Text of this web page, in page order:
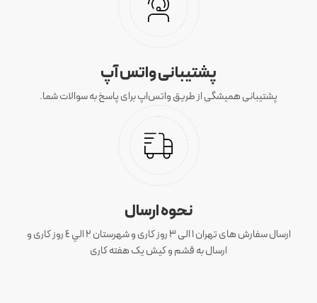
پشتیبانی واتس آپ
پشتیبانی همیشگی از طریق واتس‌اپ برای پاسخ به سوالات شما.
نحوه ارسال
ارسال سفارش های تهران 1 الی 3 روز کاری و شهرستان ٢ الي ٤ روز کاری و
ارسال به قشم و کیش یک هفته کاری